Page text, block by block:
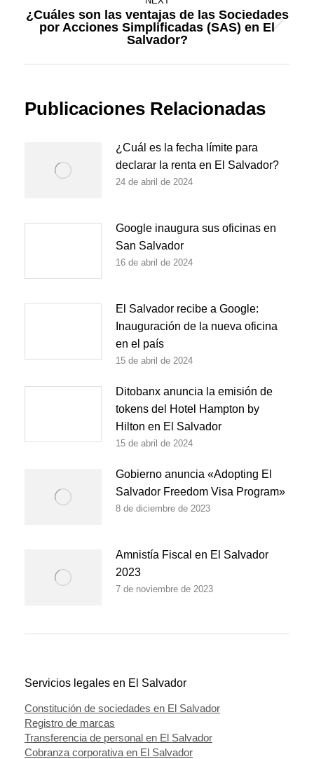
Next
post:
¿Cuáles son las ventajas de las Sociedades
por Acciones Simplificadas (SAS) en El
Salvador?
Publicaciones Relacionadas
¿Cuál es la fecha límite para
declarar la renta en El Salvador?
24 de abril de 2024
Google inaugura sus oficinas en
San Salvador
16 de abril de 2024
El Salvador recibe a Google:
Inauguración de la nueva oficina
en el país
15 de abril de 2024
Ditobanx anuncia la emisión de
tokens del Hotel Hampton by
Hilton en El Salvador
15 de abril de 2024
Gobierno anuncia «Adopting El
Salvador Freedom Visa Program»
8 de diciembre de 2023
Amnistía Fiscal en El Salvador
2023
7 de noviembre de 2023
Servicios legales en El Salvador
Constitución de sociedades en El Salvador
Registro de marcas
Transferencia de personal en El Salvador
Cobranza corporativa en El Salvador